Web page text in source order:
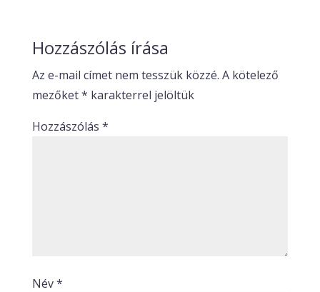
Hozzászólás írása
Az e-mail címet nem tesszük közzé. A kötelező
mezőket* karakterrel jelöltük
Hozzászólás *
Név*